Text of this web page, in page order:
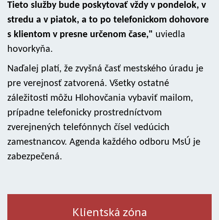
Tieto služby bude poskytovať vždy v pondelok, v
stredu a v piatok, a to po telefonickom dohovore
s klientom v presne určenom čase," uviedla
hovorkyňa.
Naďalej platí, že zvyšná časť mestského úradu je
pre verejnosť zatvorená. Všetky ostatné
záležitosti môžu Hlohovčania vybaviť mailom,
prípadne telefonicky prostredníctvom
zverejnených telefónnych čísel vedúcich
zamestnancov. Agenda každého odboru MsÚ je
zabezpečená.
Klientská zóna